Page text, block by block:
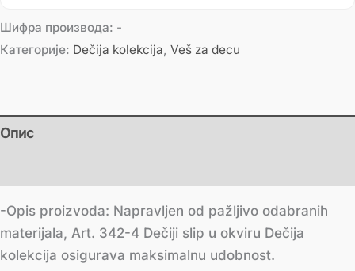
Шифра производа: -
Категорије: Dečija kolekcija, Veš za decu
Опис
-Opis proizvoda: Napravljen od pažljivo odabranih
materijala, Art. 342-4 Dečiji slip u okviru Dečija
kolekcija osigurava maksimalnu udobnost.